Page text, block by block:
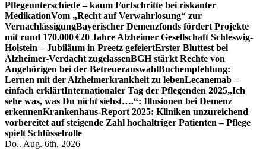
Pflegeunterschiede – kaum Fortschritte bei riskanter
MedikationVom „Recht auf Verwahrlosung“ zur
VernachlässigungBayerischer Demenzfonds fördert Projekte
mit rund 170.000 €20 Jahre Alzheimer Gesellschaft Schleswig-
Holstein – Jubiläum in Preetz gefeiertErster Bluttest bei
Alzheimer-Verdacht zugelassenBGH stärkt Rechte von
Angehörigen bei der BetreuerauswahlBuchempfehlung:
Lernen mit der Alzheimerkrankheit zu lebenLecanemab –
einfach erklärtInternationaler Tag der Pflegenden 2025„Ich
sehe was, was Du nicht siehst….“: Illusionen bei Demenz
erkennenKrankenhaus-Report 2025: Kliniken unzureichend
vorbereitet auf steigende Zahl hochaltriger Patienten – Pflege
spielt Schlüsselrolle
Do.. Aug. 6th, 2026